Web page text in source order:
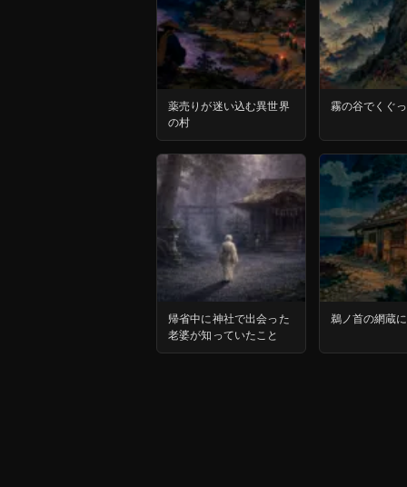
薬売りが迷い込む異世界
の村
霧の谷でくぐ
帰省中に神社で出会った
老婆が知っていたこと
鵜ノ首の網蔵